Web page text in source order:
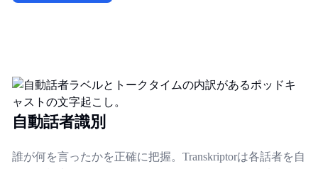
自動話者識別
誰が何を言ったかを正確に把握。Transkriptorは各話者を自